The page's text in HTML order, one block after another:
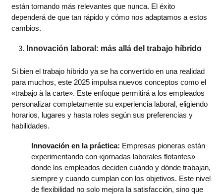
están tornando más relevantes que nunca. El éxito
dependerá de que tan rápido y cómo nos adaptamos a estos
cambios.
Innovación laboral: más allá del trabajo híbrido
Si bien el trabajo híbrido ya se ha convertido en una realidad
para muchos, este 2025 impulsa nuevos conceptos como el
«trabajo à la carte». Este enfoque permitirá a los empleados
personalizar completamente su experiencia laboral, eligiendo
horarios, lugares y hasta roles según sus preferencias y
habilidades.
Innovación en la práctica: Empresas pioneras están
experimentando con «jornadas laborales flotantes»
donde los empleados deciden cuándo y dónde trabajan,
siempre y cuando cumplan con los objetivos. Este nivel
de flexibilidad no solo mejora la satisfacción, sino que